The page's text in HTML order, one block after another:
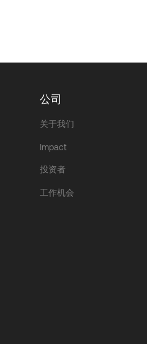
公司
关于我们
Impact
投资者
工作机会